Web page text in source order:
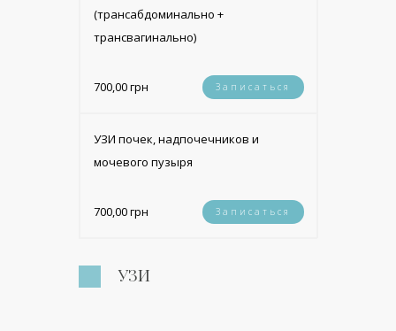
(трансабдоминально +
трансвагинально)
700,00 грн Записаться
УЗИ почек, надпочечников и
мочевого пузыря
700,00 грн Записаться
УЗИ